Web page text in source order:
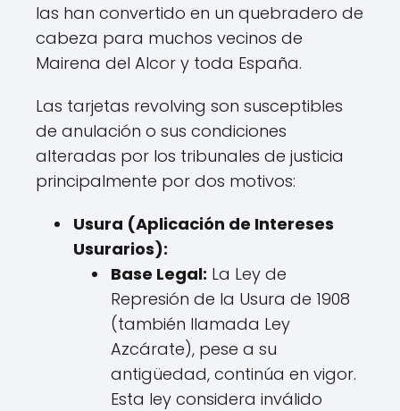
las han convertido en un quebradero de
cabeza para muchos vecinos de
Mairena del Alcor y toda España.
Las tarjetas revolving son susceptibles
de anulación o sus condiciones
alteradas por los tribunales de justicia
principalmente por dos motivos:
Usura (Aplicación de Intereses
Usurarios):
Base Legal: La Ley de
Represión de la Usura de 1908
(también llamada Ley
Azcárate), pese a su
antigüedad, continúa en vigor.
Esta ley considera inválido